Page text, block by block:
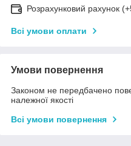
Розрахунковий рахунок
Всі умови оплати
Умови повернення
Законом не передбачено
належної якості
Всі умови повернення